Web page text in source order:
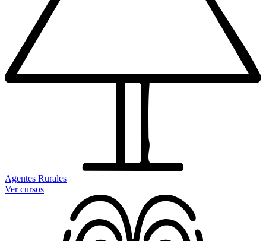
Agentes Rurales
Ver cursos